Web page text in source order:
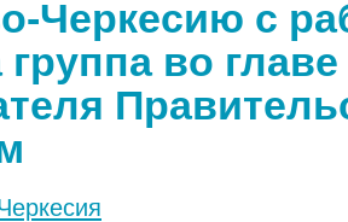
Черкесию с
группа во